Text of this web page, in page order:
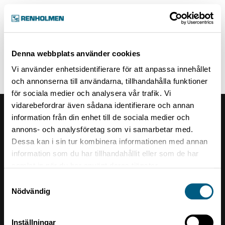
Denna webbplats använder cookies
Vi använder enhetsidentifierare för att anpassa innehållet
och annonserna till användarna, tillhandahålla funktioner
för sociala medier och analysera vår trafik. Vi
vidarebefordrar även sådana identifierare och annan
information från din enhet till de sociala medier och
annons- och analysföretag som vi samarbetar med.
Dessa kan i sin tur kombinera informationen med annan
information som du har tillhandahållit eller som de har
Nödvändig
Inställningar
Hem
Renholmens logo
Kontakt
934 24 Byske